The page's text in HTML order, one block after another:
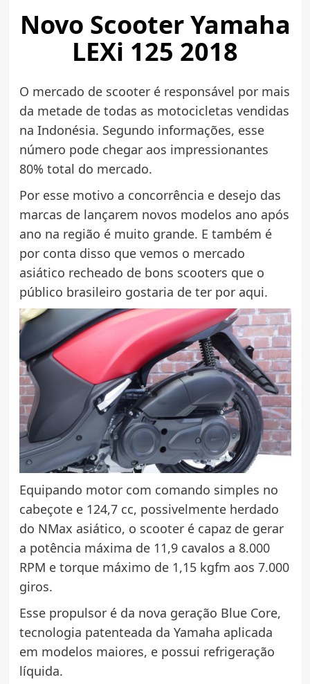
Novo Scooter Yamaha
LEXi 125 2018
O mercado de scooter é responsável por mais
da metade de todas as motocicletas vendidas
na Indonésia. Segundo informações, esse
número pode chegar aos impressionantes
80% total do mercado.
Por esse motivo a concorrência e desejo das
marcas de lançarem novos modelos ano após
ano na região é muito grande. E também é
por conta disso que vemos o mercado
asiático recheado de bons scooters que o
público brasileiro gostaria de ter por aqui.
Equipando motor com comando simples no
cabeçote e 124,7 cc, possivelmente herdado
do NMax asiático, o scooter é capaz de gerar
a potência máxima de 11,9 cavalos a 8.000
RPM e torque máximo de 1,15 kgfm aos 7.000
giros.
Esse propulsor é da nova geração Blue Core,
tecnologia patenteada da Yamaha aplicada
em modelos maiores, e possui refrigeração
líquida.